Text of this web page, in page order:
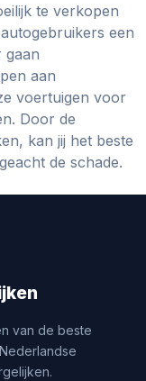
te verkopen
een
gaan
aan
voertuigen voor
Door de
kan jij het beste
de schade.
van de beste